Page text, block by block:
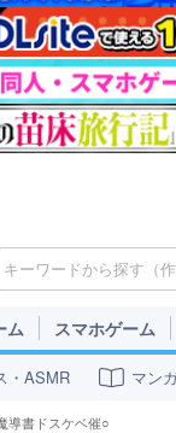
ム スマホゲーム
・ASMR マン
導書ドスケベ催○